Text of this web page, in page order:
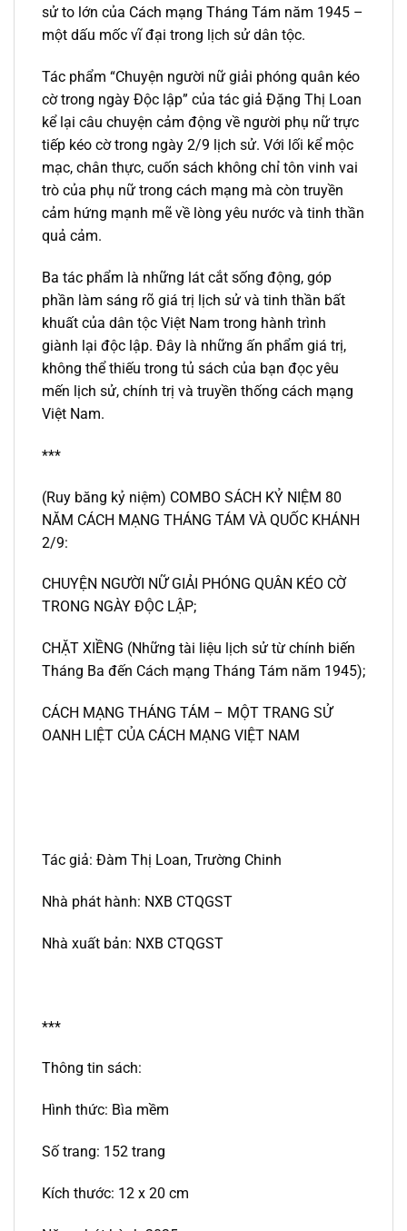
sử to lớn của Cách mạng Tháng Tám năm 1945 –
một dấu mốc vĩ đại trong lịch sử dân tộc.
Tác phẩm “Chuyện người nữ giải phóng quân kéo
cờ trong ngày Độc lập” của tác giả Đặng Thị Loan
kể lại câu chuyện cảm động về người phụ nữ trực
tiếp kéo cờ trong ngày 2/9 lịch sử. Với lối kể mộc
mạc, chân thực, cuốn sách không chỉ tôn vinh vai
trò của phụ nữ trong cách mạng mà còn truyền
cảm hứng mạnh mẽ về lòng yêu nước và tinh thần
quả cảm.
Ba tác phẩm là những lát cắt sống động, góp
phần làm sáng rõ giá trị lịch sử và tinh thần bất
khuất của dân tộc Việt Nam trong hành trình
giành lại độc lập. Đây là những ấn phẩm giá trị,
không thể thiếu trong tủ sách của bạn đọc yêu
mến lịch sử, chính trị và truyền thống cách mạng
Việt Nam.
***
(Ruy băng kỷ niệm) COMBO SÁCH KỶ NIỆM 80
NĂM CÁCH MẠNG THÁNG TÁM VÀ QUỐC KHÁNH
2/9:
CHUYỆN NGƯỜI NỮ GIẢI PHÓNG QUÂN KÉO CỜ
TRONG NGÀY ĐỘC LẬP;
CHẶT XIỀNG (Những tài liệu lịch sử từ chính biến
Tháng Ba đến Cách mạng Tháng Tám năm 1945);
CÁCH MẠNG THÁNG TÁM – MỘT TRANG SỬ
OANH LIỆT CỦA CÁCH MẠNG VIỆT NAM
Tác giả: Đàm Thị Loan, Trường Chinh
Nhà phát hành: NXB CTQGST
Nhà xuất bản: NXB CTQGST
***
Thông tin sách:
Hình thức: Bìa mềm
Số trang: 152 trang
Kích thước: 12 x 20 cm